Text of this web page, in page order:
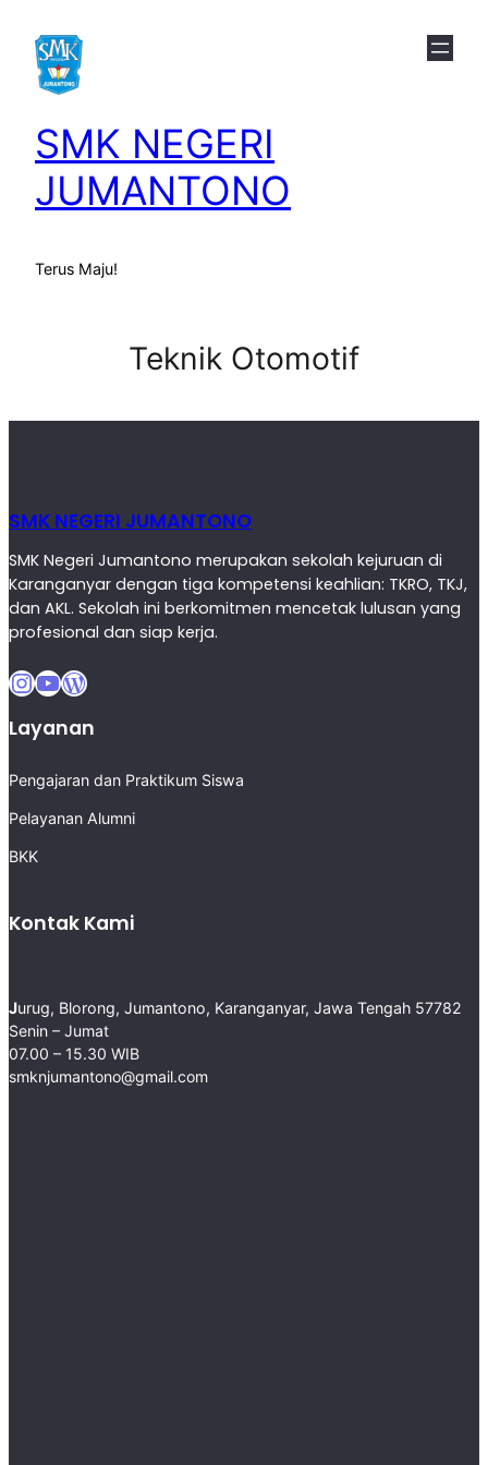
content
SMK NEGERI
JUMANTONO
Terus Maju!
Teknik Otomotif
SMK NEGERI JUMANTONO
SMK Negeri Jumantono merupakan sekolah kejuruan di
Karanganyar dengan tiga kompetensi keahlian: TKRO, TKJ,
dan AKL. Sekolah ini berkomitmen mencetak lulusan yang
profesional dan siap kerja.
InstagramYouTube WordPress
Layanan
Pengajaran dan Praktikum Siswa
Pelayanan Alumni
BKK
Kontak Kami
Jurug, Blorong, Jumantono, Karanganyar, Jawa Tengah 57782 ​
Senin – Jumat
07.00 – 15.30 WIB
smknjumantono@gmail.com